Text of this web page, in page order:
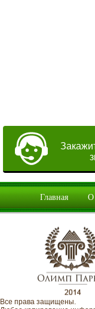
Главная О
Все права защищены.